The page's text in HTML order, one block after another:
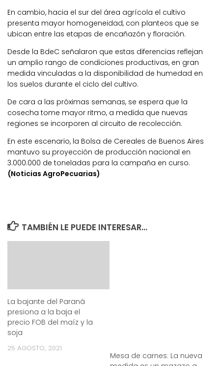
En cambio, hacia el sur del área agrícola el cultivo
presenta mayor homogeneidad, con planteos que se
ubican entre las etapas de encañazón y floración.
Desde la BdeC señalaron que estas diferencias reflejan
un amplio rango de condiciones productivas, en gran
medida vinculadas a la disponibilidad de humedad en
los suelos durante el ciclo del cultivo.
De cara a las próximas semanas, se espera que la
cosecha tome mayor ritmo, a medida que nuevas
regiones se incorporen al circuito de recolección.
En este escenario, la Bolsa de Cereales de Buenos Aires
mantuvo su proyección de producción nacional en
3.000.000 de toneladas para la campaña en curso.
(Noticias AgroPecuarias)
TAMBIÉN LE PUEDE INTERESAR...
La bajante del Paraná
presiona a la baja el
precio FOB del maíz y la
soja
25 AGOSTO, 2021
Mesa de carnes: La nueva